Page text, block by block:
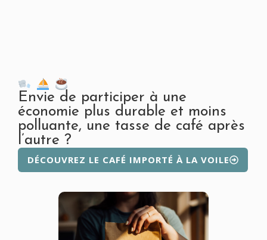
Envie de participer à une
économie plus durable et moins
polluante, une tasse de café après
l’autre ?
DÉCOUVREZ LE CAFÉ IMPORTÉ À LA VOILE